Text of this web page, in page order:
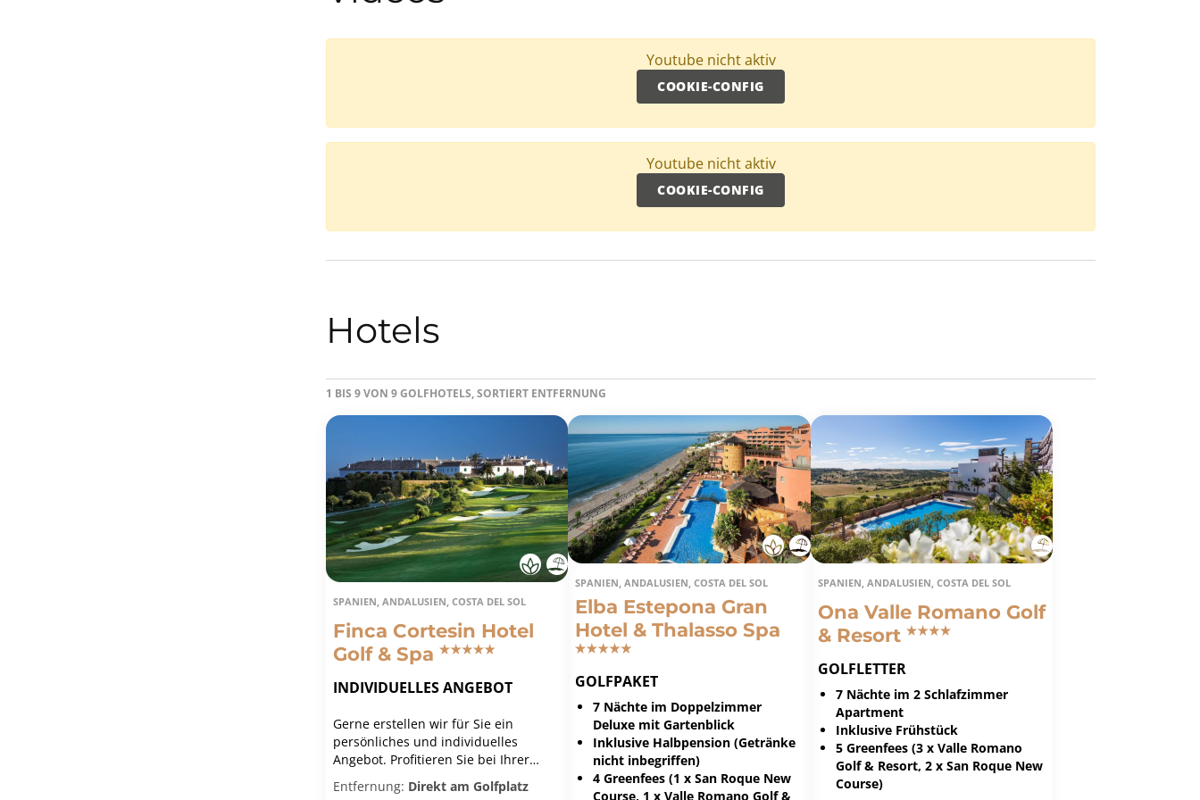
Youtube nicht aktiv
COOKIE-CONFIG
Youtube nicht aktiv
COOKIE-CONFIG
Hotels
1 BIS 9 VON 9 GOLFHOTELS, SORTIERT ENTFERNUNG
SPANIEN, ANDALUSIEN, COSTA DEL SOL
Finca Cortesin Hotel
Golf & Spa
INDIVIDUELLES ANGEBOT
Gerne erstellen wir für Sie ein
persönliches und individuelles
Angebot. Profitieren Sie bei Ihrer
Golfreise von unserer langjährigen
Erfahrung und unserer Bestpreis-
Entfernung: Direkt am Golfplatz
SPANIEN, ANDALUSIEN, COSTA DEL SOL
Elba Estepona Gran
Hotel & Thalasso Spa
GOLFPAKET
7 Nächte im Doppelzimmer
Deluxe mit Gartenblick
Inklusive Halbpension (Getränke
nicht inbegriffen)
4 Greenfees (1 x San Roque New
Course, 1 x Valle Romano Golf &
SPANIEN, ANDALUSIEN, COSTA DEL SOL
Ona Valle Romano Golf
& Resort
GOLFLETTER
7 Nächte im 2 Schlafzimmer
Apartment
Inklusive Frühstück
5 Greenfees (3 x Valle Romano
Golf & Resort, 2 x San Roque New
Course)